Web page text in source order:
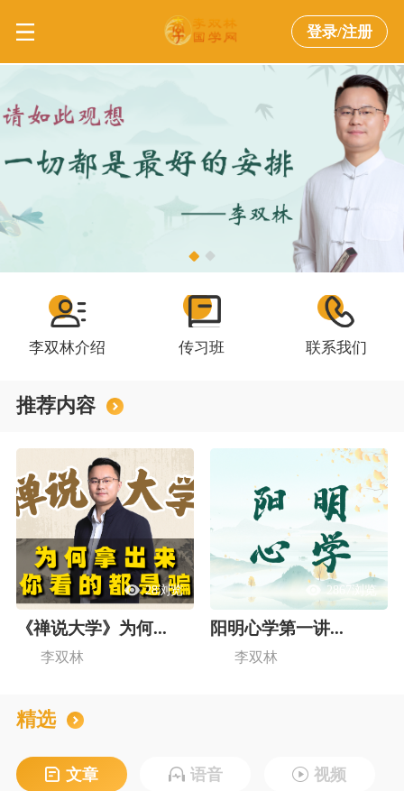
登录/注册
李双林介绍 传习班 联系我们
推荐内容
28浏览
《禅说大学》为何...
李双林
2867浏览
阳明心学第一讲...
李双林
精选
文章 语音 视频